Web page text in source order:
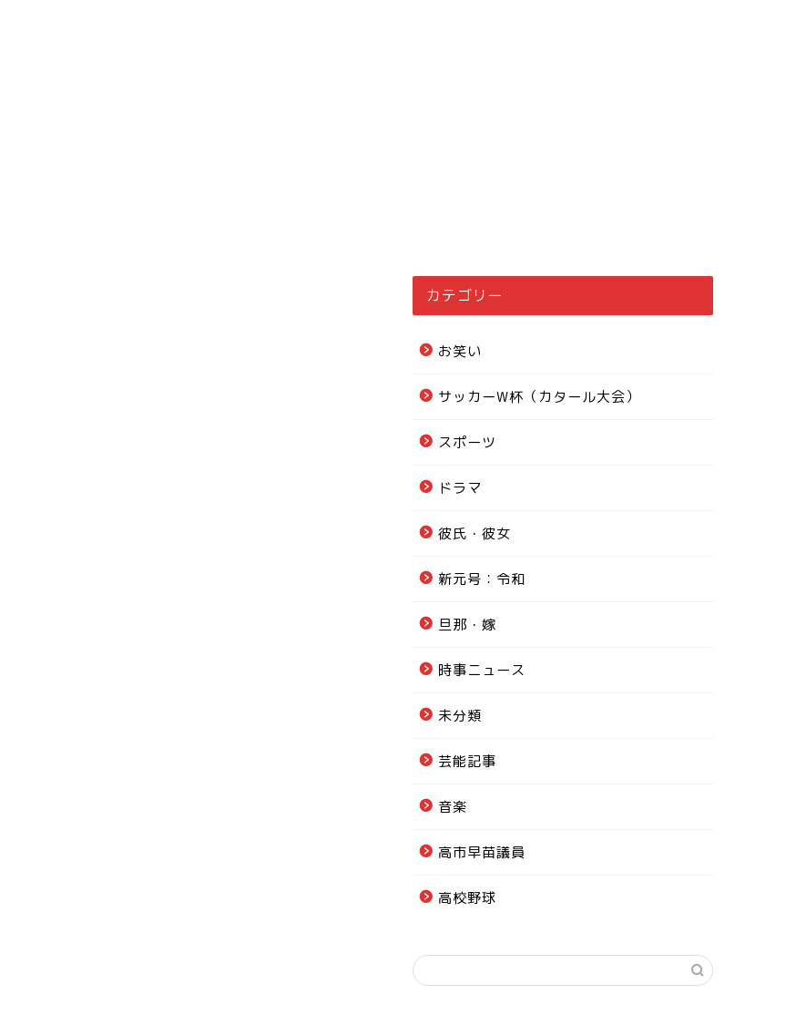
カテゴリー
お笑い
サッカーW杯（カタール大会）
スポーツ
ドラマ
彼氏・彼女
新元号：令和
旦那・嫁
時事ニュース
未分類
芸能記事
音楽
高市早苗議員
高校野球